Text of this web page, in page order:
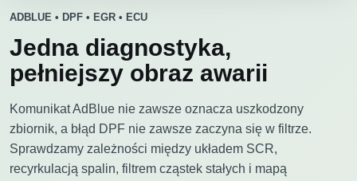
ADBLUE • DPF • EGR • ECU
Jedna diagnostyka,
pełniejszy obraz awarii
Komunikat AdBlue nie zawsze oznacza uszkodzony
zbiornik, a błąd DPF nie zawsze zaczyna się w filtrze.
Sprawdzamy zależności między układem SCR,
recyrkulacją spalin, filtrem cząstek stałych i mapą